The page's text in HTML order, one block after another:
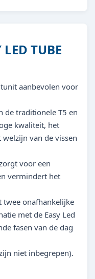
TUBE
aanbevolen voor
de traditionele T5 en
kwaliteit, het
van de vissen
voor een
vermindert het
twee onafhankelijke
met de Easy Led
fasen van de dag
niet inbegrepen).